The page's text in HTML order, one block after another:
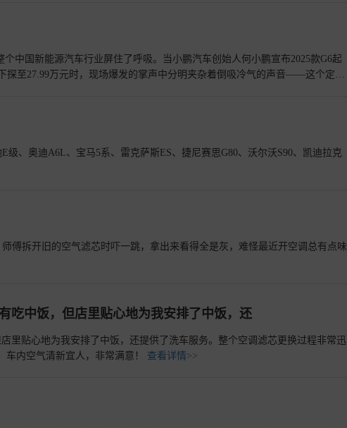
中国新能源汽车行业屏住了呼吸。当小鹏汽车创始人何小鹏宣布2025款G6起
探至27.99万元时，现场爆发的掌声中分明夹杂着倒吸冷气的声音——这个定价
、奥迪A6L、宝马5系、雷克萨斯ES、捷尼赛思G80、沃尔沃S90、凯迪拉克
傅拆开旧的空气滤芯时吓一跳，拿出来看得全是灰，难怪最近开空调总有点味
吃中饭，但店里贴心地为我安排了中饭，还
里贴心地为我安排了中饭，还提供了洗车服务。整个空调滤芯更换过程非常迅
车内空气清新宜人，非常满意！ 查看详情>>